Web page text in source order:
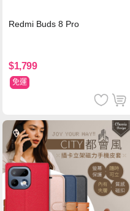
Redmi Buds 8 Pro
$1,799
免運